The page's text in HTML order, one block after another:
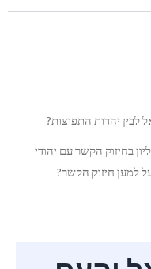
בחיזוק הקשר עם יהודי
למען חיזוק הקשר?